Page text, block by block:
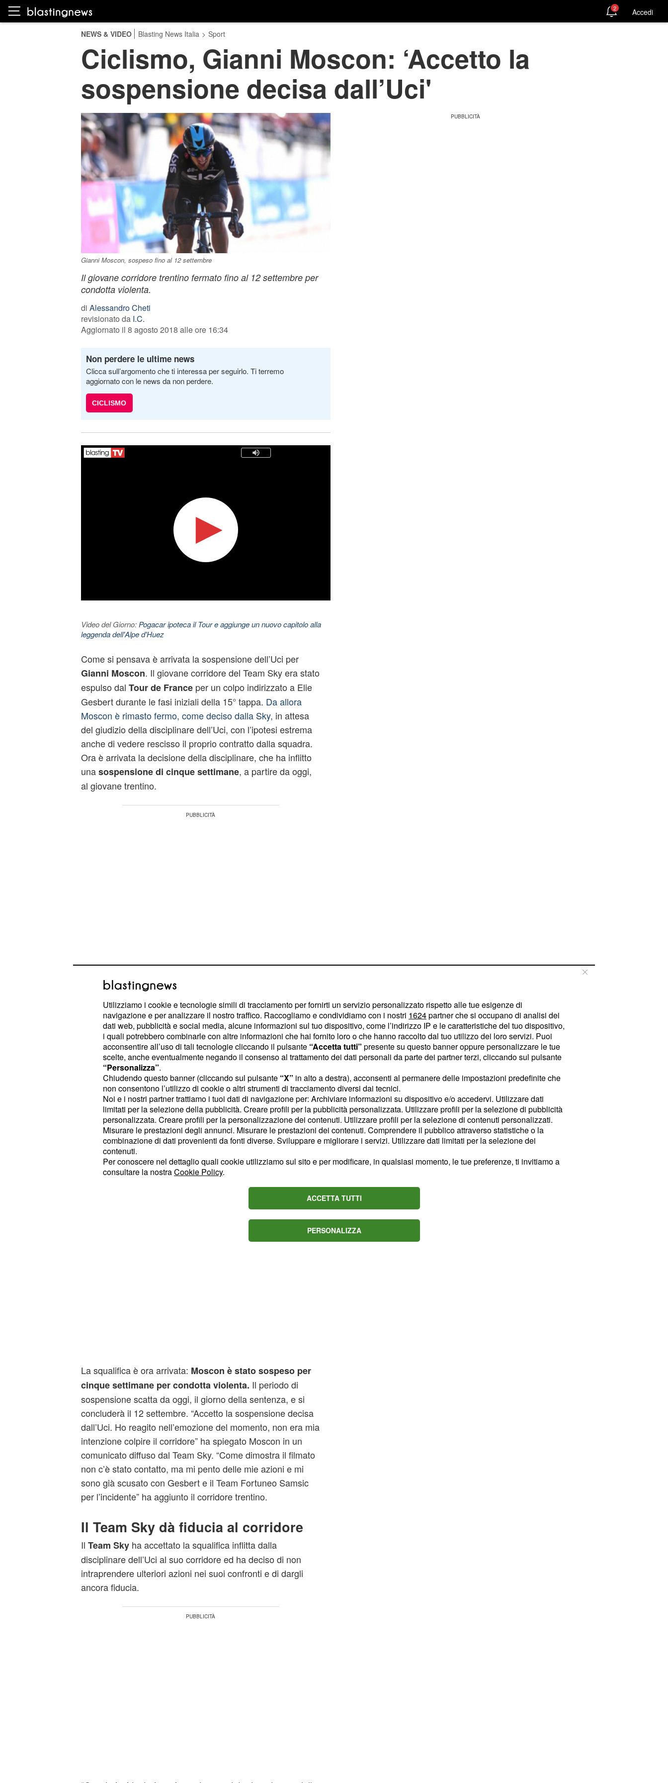
2 Accedi
NEWS & VIDEO Blasting News Italia > Sport
Ciclismo, Gianni Moscon: ‘Accetto la
sospensione decisa dall’Uci'
Gianni Moscon, sospeso fino al 12 settembre
Il giovane corridore trentino fermato fino al 12 settembre per
condotta violenta.
di Alessandro Cheti
revisionato da I.C.
Aggiornato il 8 agosto 2018 alle ore 16:34
Non perdere le ultime news
Clicca sull’argomento che ti interessa per seguirlo. Ti terremo
aggiornato con le news da non perdere.
CICLISMO
Video del Giorno: Pogacar ipoteca il Tour e aggiunge un nuovo capitolo alla
leggenda dell'Alpe d'Huez
Come si pensava è arrivata la sospensione dell’Uci per
Gianni Moscon. Il giovane corridore del Team Sky era stato
espulso dal Tour de Franceper un colpo indirizzato a Elie
Gesbert durante le fasi iniziali della 15° tappa. Da allora
Moscon è rimasto fermo, come deciso dalla Sky, in attesa
del giudizio della disciplinare dell’Uci, con l’ipotesi estrema
anche di vedere rescisso il proprio contratto dalla squadra.
Ora è arrivata la decisione della disciplinare, che ha inflitto
unasospensione di cinque settimane, a partire da oggi,
al giovane trentino.
Le scuse di Moscon
È nei primi metri della tappa numero 15 del Tour de France
che è avvenuto l’episodio per il quale è stato sanzionato
Gianni Moscon. Il corridore della Sky si era trovato a
contatto con il franceseElie Gesbertnelle pedalate iniziali
della corsa, mentre si susseguivano gli scatti per portare via
una fuga. Moscon aveva sbracciato in maniera scomposta
in direzione dell’avversario, ma senza colpirlo. L’azione non
era sfuggita ai giudici, che al termine della tappa avevano
deciso per espellere il corridore trentino dalTour de
France. La Sky si era subito mostrata molto severa con il
suo atleta, decidendo di sospenderlo finchè la disciplinare
dell’Uci non si fosse pronunciata su una possibile ulteriore
sanzione da infliggergli.
La squalifica è ora arrivata: Moscon è stato sospeso per
cinque settimane per condotta violenta. Il periodo di
sospensione scatta da oggi, il giorno della sentenza, e si
concluderà il 12 settembre. “Accetto la sospensione decisa
dall’Uci. Ho reagito nell’emozione del momento, non era mia
intenzione colpire il corridore” ha spiegato Moscon in un
comunicato diffuso dal Team Sky. “Come dimostra il filmato
non c’è stato contatto, ma mi pento delle mie azioni e mi
sono già scusato con Gesbert e il Team Fortuneo Samsic
per l’incidente” ha aggiunto il corridore trentino.
Il Team Sky dà fiducia al corridore
Il Team Skyha accettato la squalifica inflitta dalla
disciplinare dell’Uci al suo corridore ed ha deciso di non
intraprendere ulteriori azioni nei suoi confronti e di dargli
ancora fiducia.
Utilizziamo i cookie e tecnologie simili di tracciamento per fornirti un servizio personalizzato rispetto alle tue esigenze di
navigazione e per analizzare il nostro traffico. Raccogliamo e condividiamo con i nostri 1624partner che si occupano di analisi dei
dati web, pubblicità e social media, alcune informazioni sul tuo dispositivo, come l’indirizzo IP e le caratteristiche del tuo dispositivo,
i quali potrebbero combinarle con altre informazioni che hai fornito loro o che hanno raccolto dal tuo utilizzo dei loro servizi. Puoi
acconsentire all’uso di tali tecnologie cliccando il pulsante “Accetta tutti” presente su questo banner oppure personalizzare le tue
scelte, anche eventualmente negando il consenso al trattamento dei dati personali da parte dei partner terzi, cliccando sul pulsante
“Personalizza”.
Chiudendo questo banner (cliccando sul pulsante “X” in alto a destra), acconsenti al permanere delle impostazioni predefinite che
non consentono l’utilizzo di cookie o altri strumenti di tracciamento diversi dai tecnici.
Noi e i nostri partner trattiamo i tuoi dati di navigazione per: Archiviare informazioni su dispositivo e/o accedervi. Utilizzare dati
limitati per la selezione della pubblicità. Creare profili per la pubblicità personalizzata. Utilizzare profili per la selezione di pubblicità
personalizzata. Creare profili per la personalizzazione dei contenuti. Utilizzare profili per la selezione di contenuti personalizzati.
Misurare le prestazioni degli annunci. Misurare le prestazioni dei contenuti. Comprendere il pubblico attraverso statistiche o la
combinazione di dati provenienti da fonti diverse. Sviluppare e migliorare i servizi. Utilizzare dati limitati per la selezione dei
contenuti.
Per conoscere nel dettaglio quali cookie utilizziamo sul sito e per modificare, in qualsiasi momento, le tue preferenze, ti invitiamo a
consultare la nostraCookie Policy.
ACCETTA TUTTI
PERSONALIZZA